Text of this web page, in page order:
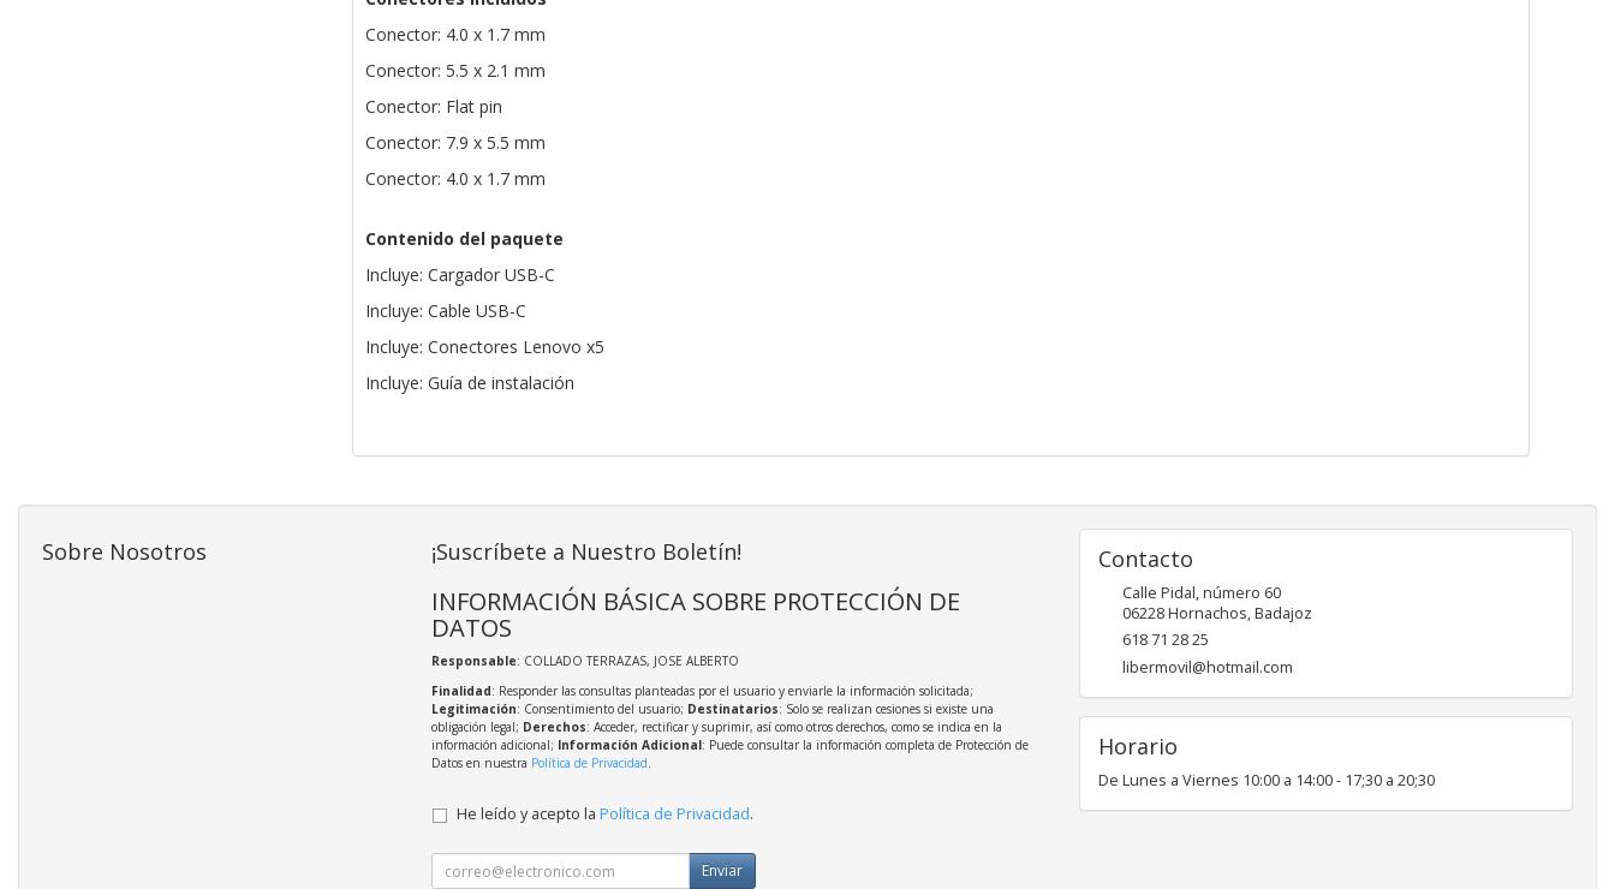
Conector: 4.0 x 1.7 mm
Conector: 5.5 x 2.1 mm
Conector: Flat pin
Conector: 7.9 x 5.5 mm
Conector: 4.0 x 1.7 mm
Contenido del paquete
Incluye: Cargador USB-C
Incluye: Cable USB-C
Incluye: Conectores Lenovo x5
Incluye: Guía de instalación
Sobre Nosotros ¡Suscríbete a Nuestro Boletín!
INFORMACIÓN BÁSICA SOBRE PROTECCIÓN DE
DATOS
Responsable: COLLADO TERRAZAS, JOSE ALBERTO
Finalidad: Responder las consultas planteadas por el usuario y enviarle la información solicitada;
Legitimación: Consentimiento del usuario; Destinatarios: Solo se realizan cesiones si existe una
obligación legal; Derechos: Acceder, rectificar y suprimir, así como otros derechos, como se indica en la
información adicional; Información Adicional: Puede consultar la información completa de Protección de
Datos en nuestra Política de Privacidad.
He leído y acepto la Política de Privacidad.
Enviar
Contacto
Calle Pidal, número 60
06228Hornachos,Badajoz
618 71 28 25
libermovil@hotmail.com
Horario
De Lunes a Viernes 10:00 a 14:00 - 17;30 a 20;30